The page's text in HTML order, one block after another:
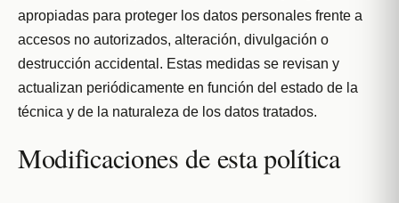
apropiadas para proteger los datos personales frente a
accesos no autorizados, alteración, divulgación o
destrucción accidental. Estas medidas se revisan y
actualizan periódicamente en función del estado de la
técnica y de la naturaleza de los datos tratados.
Modificaciones de esta política